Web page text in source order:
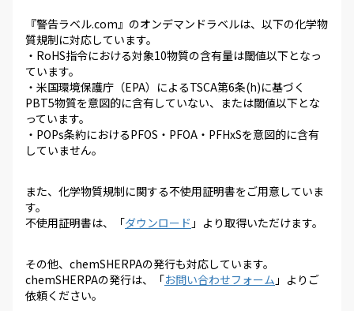
『警告ラベル.com』のオンデマンドラベルは、以下の化学物
質規制に対応しています。
・RoHS指令における対象10物質の含有量は閾値以下となっ
ています。
・米国環境保護庁（EPA）によるTSCA第6条(h)に基づく
PBT5物質を意図的に含有していない、または閾値以下とな
っています。
・POPs条約におけるPFOS・PFOA・PFHxSを意図的に含有
していません。
また、化学物質規制に関する不使用証明書をご用意していま
す。
不使用証明書は、「ダウンロード 」より取得いただけます。
その他、chemSHERPAの発行も対応しています。
chemSHERPAの発行は、「お問い合わせフォーム 」よりご
依頼ください。